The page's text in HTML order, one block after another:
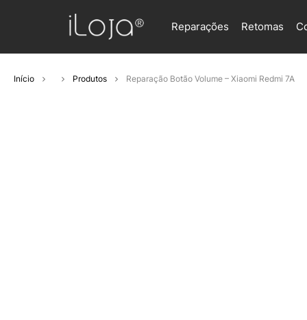
Reparações Retomas
Início Produtos Reparação Botão Volume – Xiaomi Redmi 7A